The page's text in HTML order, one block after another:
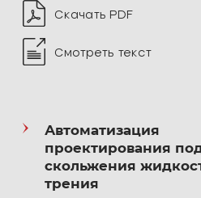
Нейронные сети и
вычисления
Проектная
Скачать PDF
Смотреть текст
Автоматизация
проектирования
скольжения
трения